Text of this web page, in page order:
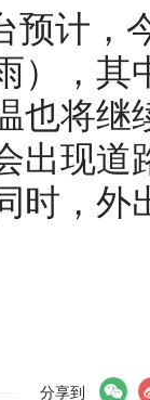
预计，
），其
也将继
出现道
时，外
分享到